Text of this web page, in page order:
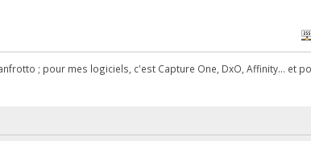
; pour mes logiciels, c'est Capture One, DxO, Affinity... et